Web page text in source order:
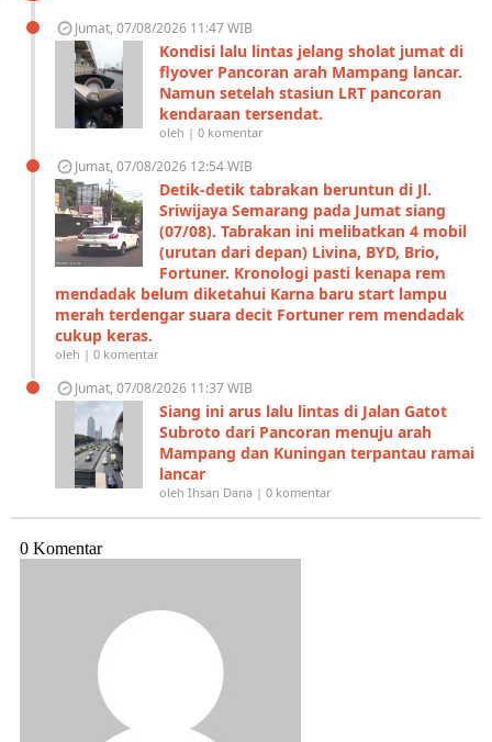
Jumat, 07/08/2026 11:47 WIB
Kondisi lalu lintas jelang sholat jumat di
flyover Pancoran arah Mampang lancar.
Namun setelah stasiun LRT pancoran
kendaraan tersendat.
oleh | 0 komentar
Jumat, 07/08/2026 12:54 WIB
Detik-detik tabrakan beruntun di Jl.
Sriwijaya Semarang pada Jumat siang
(07/08). Tabrakan ini melibatkan 4 mobil
(urutan dari depan) Livina, BYD, Brio,
Fortuner. Kronologi pasti kenapa rem
mendadak belum diketahui Karna baru start lampu
merah terdengar suara decit Fortuner rem mendadak
cukup keras.
oleh | 0 komentar
Jumat, 07/08/2026 11:37 WIB
Siang ini arus lalu lintas di Jalan Gatot
Subroto dari Pancoran menuju arah
Mampang dan Kuningan terpantau ramai
lancar
oleh Ihsan Dana | 0 komentar